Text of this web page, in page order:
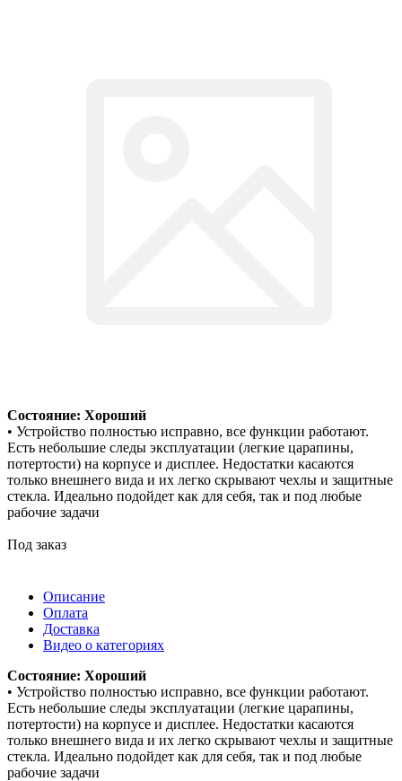
Состояние: Хороший
• Устройство полностью исправно, все функции работают.
Есть небольшие следы эксплуатации (легкие царапины,
потертости) на корпусе и дисплее. Недостатки касаются
только внешнего вида и их легко скрывают чехлы и защитные
стекла. Идеально подойдет как для себя, так и под любые
рабочие задачи
Под заказ
Описание
Оплата
Доставка
Видео о категориях
Состояние: Хороший
• Устройство полностью исправно, все функции работают.
Есть небольшие следы эксплуатации (легкие царапины,
потертости) на корпусе и дисплее. Недостатки касаются
только внешнего вида и их легко скрывают чехлы и защитные
стекла. Идеально подойдет как для себя, так и под любые
рабочие задачи